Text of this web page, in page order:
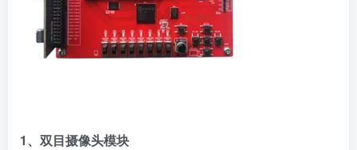
1、双目摄像头模块